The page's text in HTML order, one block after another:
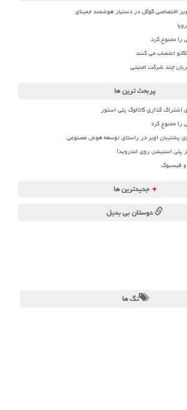
اختصاصی گوگل در دستیار هوشمند جمینای
را ممنوع کرد
اعتصاب می کنند
چند شرکت امنیتی
پربحث ترین ها
اشتراک گذاری کاتالوگ پلی استور
را ممنوع کرد
پشتیبان اوبر در راستای توسعه هوش مصنوعی
پلی استیشن روی اندروید!
و فیسبوک
+ جدیدترین ها
دوستان بی بدیل
تگ ها